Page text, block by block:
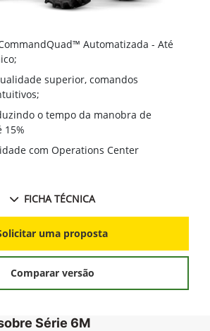
Automatizada - Até
superior, comandos
o tempo da manobra de
15%
com Operations Center
FICHA TÉCNICA
uma proposta
Comparar versão
Série 6M